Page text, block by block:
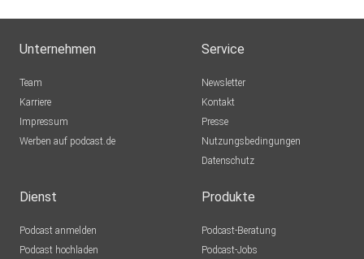
Unternehmen
Team
Karriere
Impressum
Werben auf podcast.de
Service
Newsletter
Kontakt
Presse
Nutzungsbedingungen
Datenschutz
Dienst
Podcast anmelden
Podcast hochladen
Produkte
Podcast-Beratung
Podcast-Jobs